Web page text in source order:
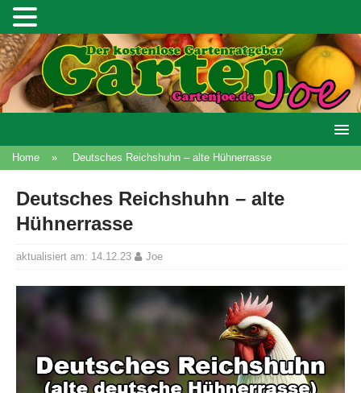
Home » Deutsches Reichshuhn – alte Hühnerrasse
Deutsches Reichshuhn – alte
Hühnerrasse
aktualisiert am: 14.12.23 Joe